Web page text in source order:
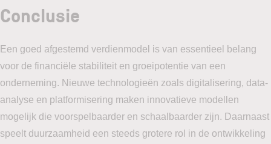
Conclusie
Een goed afgestemd verdienmodel is van essentieel belang
voor de financiële stabiliteit en groeipotentie van een
onderneming. Nieuwe technologieën zoals digitalisering, data-
analyse en platformisering maken innovatieve modellen
mogelijk die voorspelbaarder en schaalbaarder zijn. Daarnaast
speelt duurzaamheid een steeds grotere rol in de ontwikkeling